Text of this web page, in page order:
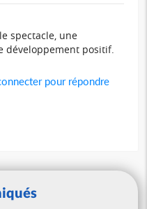
spectacle, une
développement positif.
pour répondre